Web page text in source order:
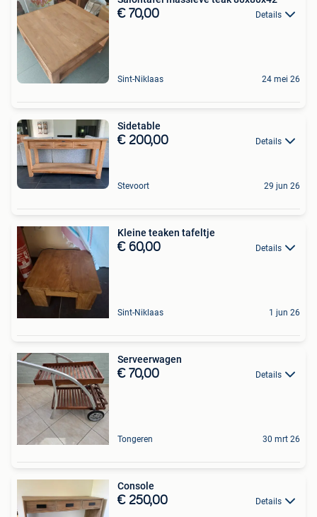
€ 70,00 Details
Sint-Niklaas 24 mei 26
Sidetable
€ 200,00 Details
Stevoort 29 jun 26
Kleine teaken tafeltje
€ 60,00 Details
Sint-Niklaas 1 jun 26
Serveerwagen
€ 70,00 Details
Tongeren 30 mrt 26
Console
€ 250,00 Details